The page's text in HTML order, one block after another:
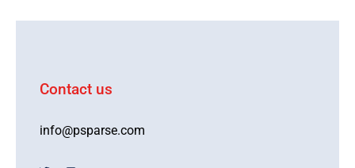
Contact us
info@psparse.com